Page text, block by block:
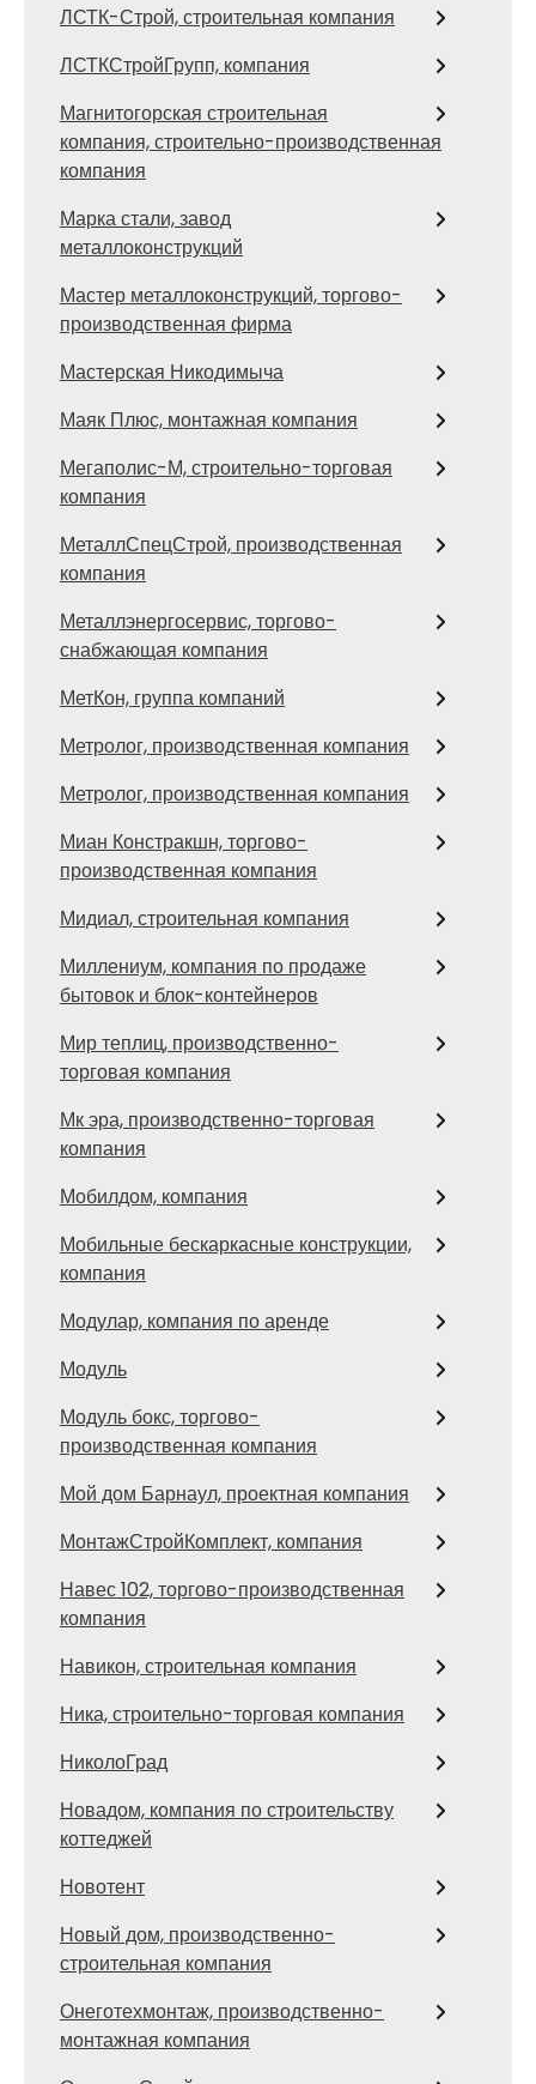
ЛСТК-Строй, строительная компания
ЛСТКСтройГрупп, компания
Магнитогорская строительная
компания, строительно-производственная
компания
Марка стали, завод
металлоконструкций
Мастер металлоконструкций, торгово-
производственная фирма
Мастерская Никодимыча
Маяк Плюс, монтажная компания
Мегаполис-М, строительно-торговая
компания
МеталлСпецСтрой, производственная
компания
Металлэнергосервис, торгово-
снабжающая компания
МетКон, группа компаний
Метролог, производственная компания
Метролог, производственная компания
Миан Констракшн, торгово-
производственная компания
Мидиал, строительная компания
Миллениум, компания по продаже
бытовок и блок-контейнеров
Мир теплиц, производственно-
торговая компания
Мк эра, производственно-торговая
компания
Мобилдом, компания
Мобильные бескаркасные конструкции,
компания
Модулар, компания по аренде
Модуль
Модуль бокс, торгово-
производственная компания
Мой дом Барнаул, проектная компания
МонтажСтройКомплект, компания
Навес 102, торгово-производственная
компания
Навикон, строительная компания
Ника, строительно-торговая компания
НиколоГрад
Новадом, компания по строительству
коттеджей
Новотент
Новый дом, производственно-
строительная компания
Онеготехмонтаж, производственно-
монтажная компания